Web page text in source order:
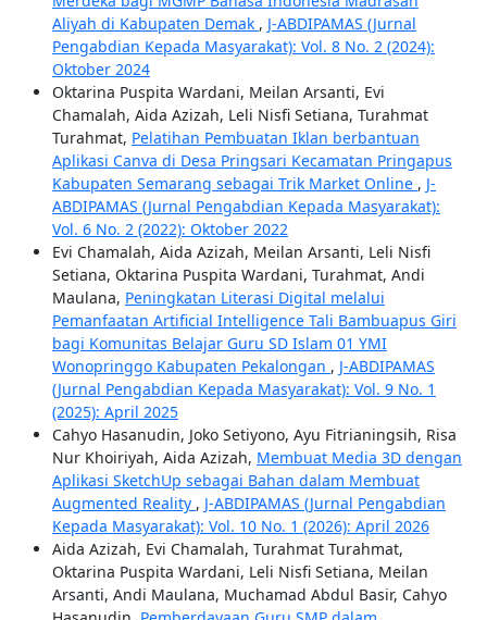
Aliyah di Kabupaten Demak , J-ABDIPAMAS (Jurnal
Pengabdian Kepada Masyarakat): Vol. 8 No. 2 (2024):
Oktober 2024
Oktarina Puspita Wardani, Meilan Arsanti, Evi
Chamalah, Aida Azizah, Leli Nisfi Setiana, Turahmat
Turahmat, Pelatihan Pembuatan Iklan berbantuan
Aplikasi Canva di Desa Pringsari Kecamatan Pringapus
Kabupaten Semarang sebagai Trik Market Online , J-
ABDIPAMAS (Jurnal Pengabdian Kepada Masyarakat):
Vol. 6 No. 2 (2022): Oktober 2022
Evi Chamalah, Aida Azizah, Meilan Arsanti, Leli Nisfi
Setiana, Oktarina Puspita Wardani, Turahmat, Andi
Maulana, Peningkatan Literasi Digital melalui
Pemanfaatan Artificial Intelligence Tali Bambuapus Giri
bagi Komunitas Belajar Guru SD Islam 01 YMI
Wonopringgo Kabupaten Pekalongan , J-ABDIPAMAS
(Jurnal Pengabdian Kepada Masyarakat): Vol. 9 No. 1
(2025): April 2025
Cahyo Hasanudin, Joko Setiyono, Ayu Fitrianingsih, Risa
Nur Khoiriyah, Aida Azizah, Membuat Media 3D dengan
Aplikasi SketchUp sebagai Bahan dalam Membuat
Augmented Reality , J-ABDIPAMAS (Jurnal Pengabdian
Kepada Masyarakat): Vol. 10 No. 1 (2026): April 2026
Aida Azizah, Evi Chamalah, Turahmat Turahmat,
Oktarina Puspita Wardani, Leli Nisfi Setiana, Meilan
Arsanti, Andi Maulana, Muchamad Abdul Basir, Cahyo